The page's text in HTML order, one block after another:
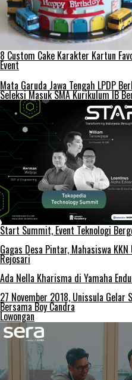
8 Custom Cake Karakter Kartun
Event
Mata Garuda Jawa Tengah LPDP
Seleksi Masuk SMA Kurikulum IB
Start Summit, Event Teknologi
Gagas Desa Pintar, Mahasiswa
Rejosari
Ada Nella Kharisma di Yamaha
27 November 2018, Unissula
Bersama Boy Candra
Lowongan